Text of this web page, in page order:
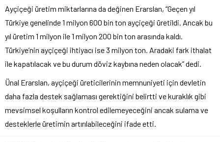
Ayçiçeği üretim miktarlarına da değinen Erarslan, “Geçen yıl
Türkiye genelinde 1 milyon 600 bin ton ayçiçeği üretildi. Ancak bu
yıl üretim 1 milyon ile 1 milyon 200 bin ton arasında kaldı.
Türkiye’nin ayçiçeği ihtiyacı ise 3 milyon ton. Aradaki fark ithalat
ile kapatılacak ve bu durum döviz kaybına neden olacak” dedi.
Ünal Erarslan, ayçiçeği üreticilerinin memnuniyeti için devletin
daha fazla destek sağlaması gerektiğini belirtti ve kuraklık gibi
mevsimsel koşulların kontrol edilemeyeceğini ancak sulama ve
desteklerle üretimin artırılabileceğini ifade etti.